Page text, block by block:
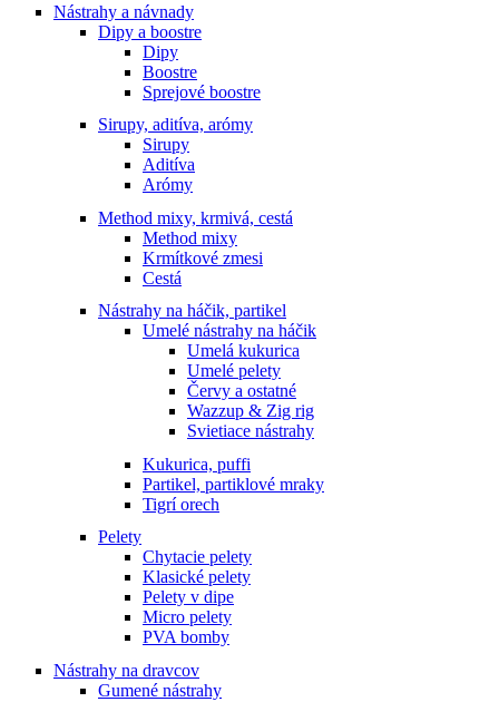
Nástrahy a návnady
Dipy a boostre
Dipy
Boostre
Sprejové boostre
Sirupy, aditíva, arómy
Sirupy
Aditíva
Arómy
Method mixy, krmivá, cestá
Method mixy
Krmítkové zmesi
Cestá
Nástrahy na háčik, partikel
Umelé nástrahy na háčik
Umelá kukurica
Umelé pelety
Červy a ostatné
Wazzup & Zig rig
Svietiace nástrahy
Kukurica, puffi
Partikel, partiklové mraky
Tigrí orech
Pelety
Chytacie pelety
Klasické pelety
Pelety v dipe
Micro pelety
PVA bomby
Nástrahy na dravcov
Gumené nástrahy